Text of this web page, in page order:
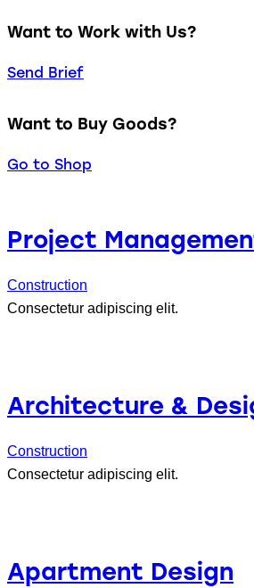
Want to Work with Us?
Send Brief
Want to Buy Goods?
Go to Shop
Project
Construction
Consectetur adipiscing elit.
Architecture &
Construction
Consectetur adipiscing elit.
Apartment Design